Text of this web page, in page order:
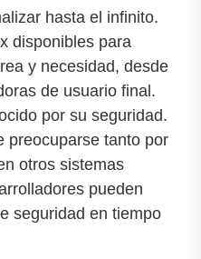
hasta el infinito.
disponibles para
y necesidad, desde
de usuario final.
por su seguridad.
preocuparse tanto por
otros sistemas
pueden
seguridad en tiempo